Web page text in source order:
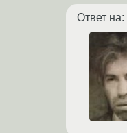
Ответ на: